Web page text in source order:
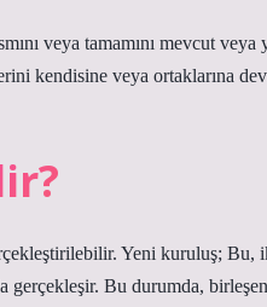
veya tamamını mevcut
kendisine veya ortaklarına
Yeni kuruluş; Bu,
Bu durumda,